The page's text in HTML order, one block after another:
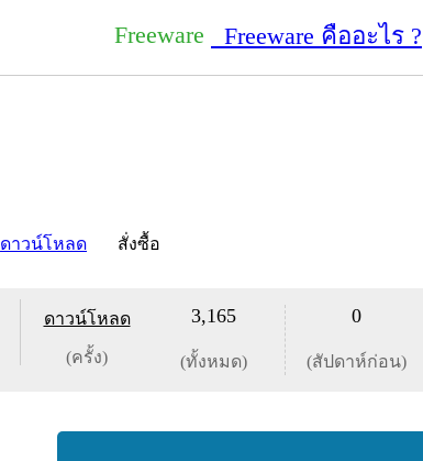
Freeware Freeware คืออะไร ?
ดาวน์โหลด สั่งซื้อ
ดาวน์โหลด
(ครั้ง)
3,165
(ทั้งหมด)
0
(สัปดาห์ก่อน)